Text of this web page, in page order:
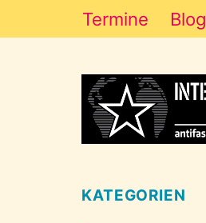
Termine Blog
KATEGORIEN